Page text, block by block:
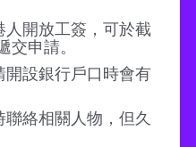
開放工簽，可於截
交申請。
設銀行戶口時會有
絡相關人物，但久